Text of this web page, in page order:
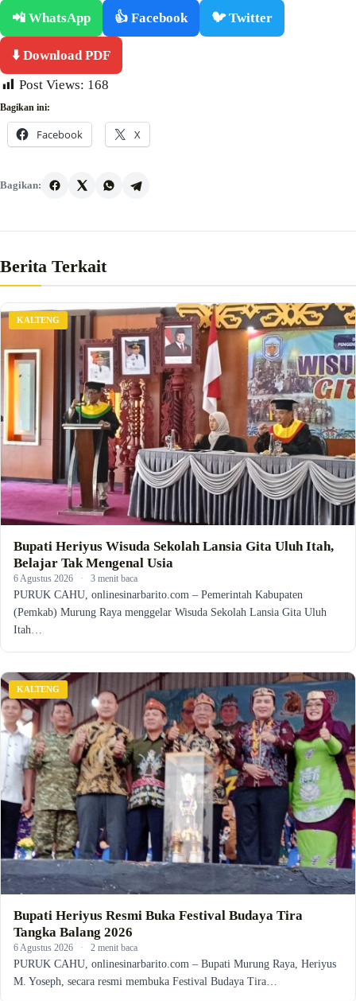
📲 WhatsApp 👍 Facebook 🐦 Twitter
⬇️ Download PDF
Post Views: 168
Bagikan ini:
Facebook X
Bagikan:
Berita Terkait
KALTENG
Bupati Heriyus Wisuda Sekolah Lansia Gita Uluh Itah,
Belajar Tak Mengenal Usia
6 Agustus 2026 · 3 menit baca
PURUK CAHU, onlinesinarbarito.com – Pemerintah Kabupaten
(Pemkab) Murung Raya menggelar Wisuda Sekolah Lansia Gita Uluh
Itah…
KALTENG
Bupati Heriyus Resmi Buka Festival Budaya Tira
Tangka Balang 2026
6 Agustus 2026 · 2 menit baca
PURUK CAHU, onlinesinarbarito.com – Bupati Murung Raya, Heriyus
M. Yoseph, secara resmi membuka Festival Budaya Tira…